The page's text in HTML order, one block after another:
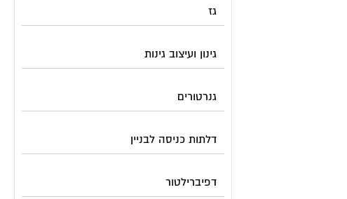
גז
גינון ועיצוב גינות
גנרטורים
דלתות כניסה לבניין
דפיברילטור